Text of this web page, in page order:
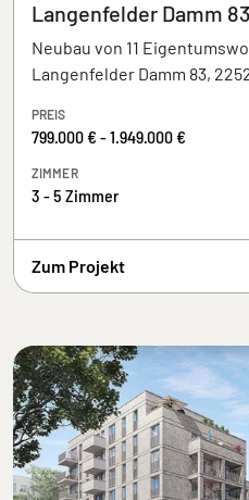
Langenfelder Damm 83
Neubau von 11
Langenfelder Damm 83,
PREIS
799.000 € - 1.949.000 €
ZIMMER
3 - 5 Zimmer
Zum Projekt